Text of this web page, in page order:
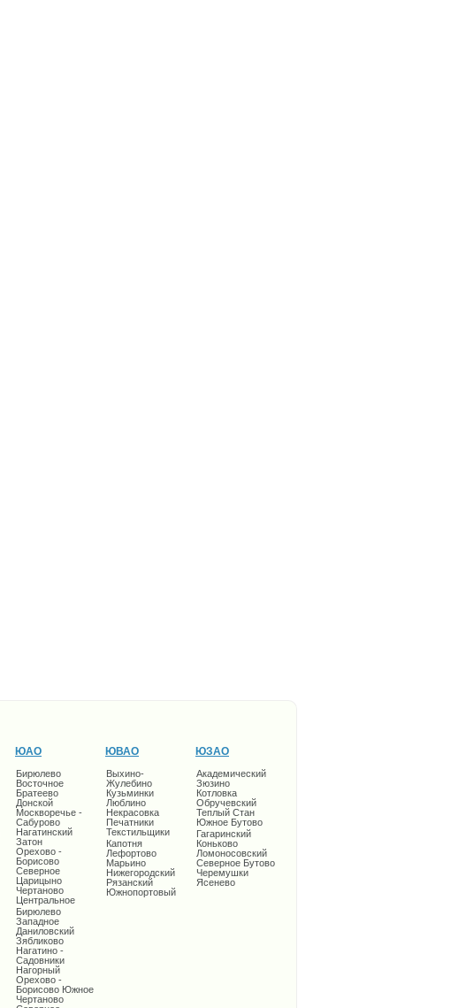
ЮАО
Бирюлево
Восточное
Братеево
Донской
Москворечье -
Сабурово
Нагатинский
Затон
Орехово -
Борисово
Северное
Царицыно
Чертаново
Центральное
Бирюлево
Западное
Даниловский
Зябликово
Нагатино -
Садовники
Нагорный
Орехово -
Борисово Южное
Чертаново
ЮВАО
Выхино-
Жулебино
Кузьминки
Люблино
Некрасовка
Печатники
Текстильщики
Капотня
Лефортово
Марьино
Нижегородский
Рязанский
Южнопортовый
ЮЗАО
Академический
Зюзино
Котловка
Обручевский
Теплый Стан
Южное Бутово
Гагаринский
Коньково
Ломоносовский
Северное Бутово
Черемушки
Ясенево